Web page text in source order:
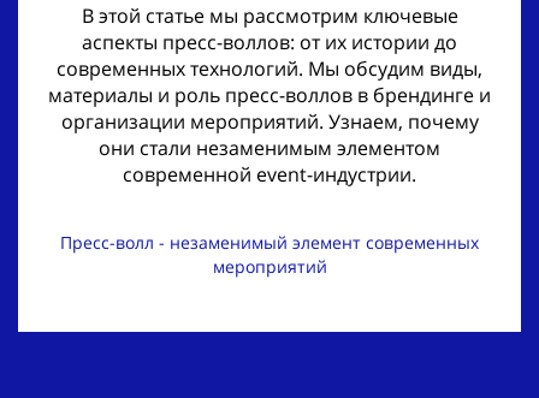
В этой статье мы рассмотрим ключевые
аспекты пресс-воллов: от их истории до
современных технологий. Мы обсудим виды,
материалы и роль пресс-воллов в брендинге и
организации мероприятий. Узнаем, почему
они стали незаменимым элементом
современной event-индустрии.
Пресс-волл - незаменимый элемент современных
мероприятий